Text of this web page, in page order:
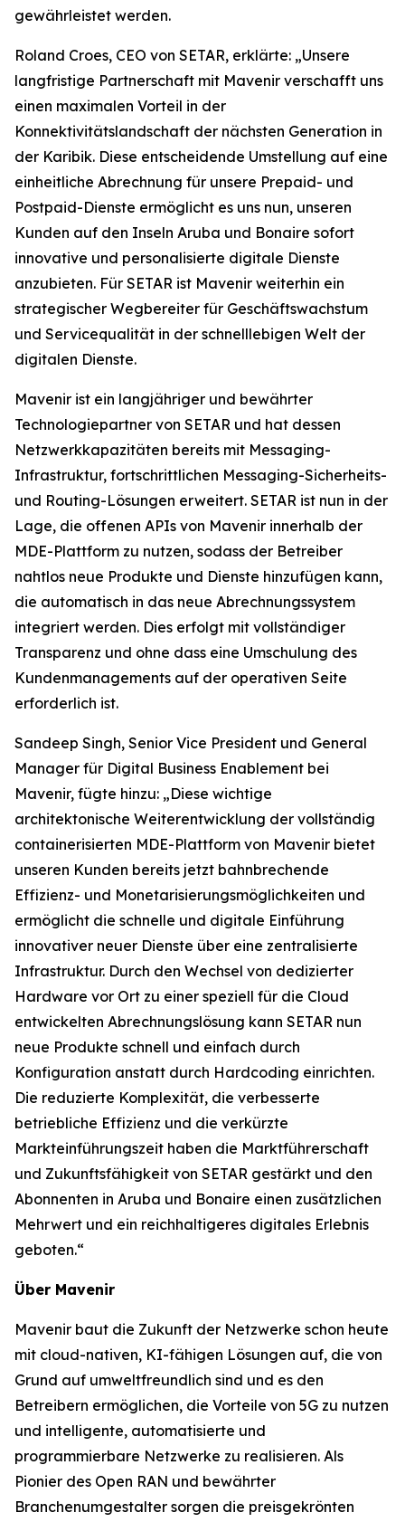
gewährleistet werden.
Roland Croes, CEO von SETAR, erklärte: „Unsere
langfristige Partnerschaft mit Mavenir verschafft uns
einen maximalen Vorteil in der
Konnektivitätslandschaft der nächsten Generation in
der Karibik. Diese entscheidende Umstellung auf eine
einheitliche Abrechnung für unsere Prepaid- und
Postpaid-Dienste ermöglicht es uns nun, unseren
Kunden auf den Inseln Aruba und Bonaire sofort
innovative und personalisierte digitale Dienste
anzubieten. Für SETAR ist Mavenir weiterhin ein
strategischer Wegbereiter für Geschäftswachstum
und Servicequalität in der schnelllebigen Welt der
digitalen Dienste.
Mavenir ist ein langjähriger und bewährter
Technologiepartner von SETAR und hat dessen
Netzwerkkapazitäten bereits mit Messaging-
Infrastruktur, fortschrittlichen Messaging-Sicherheits-
und Routing-Lösungen erweitert. SETAR ist nun in der
Lage, die offenen APIs von Mavenir innerhalb der
MDE-Plattform zu nutzen, sodass der Betreiber
nahtlos neue Produkte und Dienste hinzufügen kann,
die automatisch in das neue Abrechnungssystem
integriert werden. Dies erfolgt mit vollständiger
Transparenz und ohne dass eine Umschulung des
Kundenmanagements auf der operativen Seite
erforderlich ist.
Sandeep Singh, Senior Vice President und General
Manager für Digital Business Enablement bei
Mavenir, fügte hinzu: „Diese wichtige
architektonische Weiterentwicklung der vollständig
containerisierten MDE-Plattform von Mavenir bietet
unseren Kunden bereits jetzt bahnbrechende
Effizienz- und Monetarisierungsmöglichkeiten und
ermöglicht die schnelle und digitale Einführung
innovativer neuer Dienste über eine zentralisierte
Infrastruktur. Durch den Wechsel von dedizierter
Hardware vor Ort zu einer speziell für die Cloud
entwickelten Abrechnungslösung kann SETAR nun
neue Produkte schnell und einfach durch
Konfiguration anstatt durch Hardcoding einrichten.
Die reduzierte Komplexität, die verbesserte
betriebliche Effizienz und die verkürzte
Markteinführungszeit haben die Marktführerschaft
und Zukunftsfähigkeit von SETAR gestärkt und den
Abonnenten in Aruba und Bonaire einen zusätzlichen
Mehrwert und ein reichhaltigeres digitales Erlebnis
geboten.“
Über Mavenir
Mavenir baut die Zukunft der Netzwerke schon heute
mit cloud-nativen, KI-fähigen Lösungen auf, die von
Grund auf umweltfreundlich sind und es den
Betreibern ermöglichen, die Vorteile von 5G zu nutzen
und intelligente, automatisierte und
programmierbare Netzwerke zu realisieren. Als
Pionier des Open RAN und bewährter
Branchenumgestalter sorgen die preisgekrönten